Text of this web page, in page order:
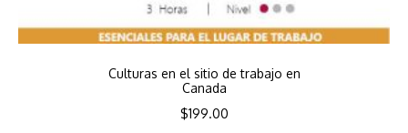
Culturas en el sitio de trabajo en
Canada
$199.00